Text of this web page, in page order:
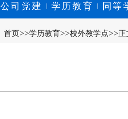
公司党建 | 学历教育 | 同等
首页>>学历教育>>校外教学点>>正